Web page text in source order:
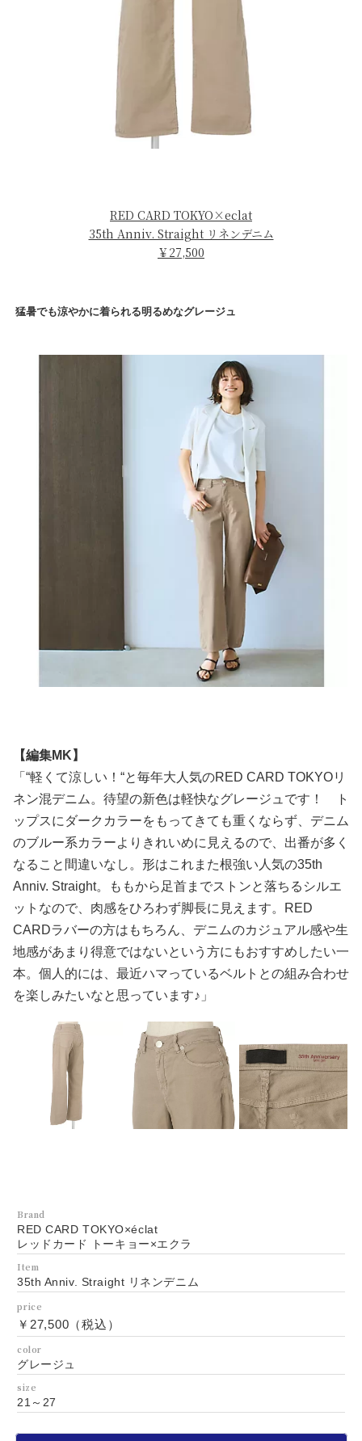
RED CARD TOKYO×eclat
35th Anniv. Straight リネンデニム
￥27,500
猛暑でも涼やかに着られる明るめなグレージュ
【編集MK】
「“軽くて涼しい！“と毎年大人気のRED CARD TOKYOリ
ネン混デニム。待望の新色は軽快なグレージュです！ ト
ップスにダークカラーをもってきても重くならず、デニム
のブルー系カラーよりきれいめに見えるので、出番が多く
なること間違いなし。形はこれまた根強い人気の35th
Anniv. Straight。ももから足首までストンと落ちるシルエ
ットなので、肉感をひろわず脚長に見えます。RED
CARDラバーの方はもちろん、デニムのカジュアル感や生
地感があまり得意ではないという方にもおすすめしたい一
本。個人的には、最近ハマっているベルトとの組み合わせ
を楽しみたいなと思っています♪」
Brand
RED CARD TOKYO×éclat
レッドカード トーキョー×エクラ
Item
35th Anniv. Straight リネンデニム
price
￥27,500（税込）
color
グレージュ
size
21～27